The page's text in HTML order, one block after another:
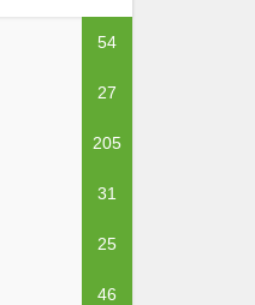
54
27
205
31
25
46